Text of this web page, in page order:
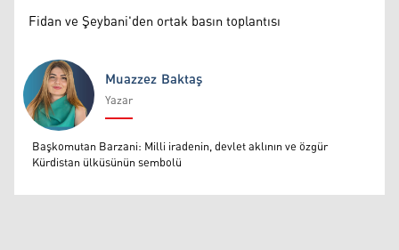
Fidan ve Şeybani'den ortak basın toplantısı
Muazzez Baktaş
Muazzez Baktaş
Yazar
Başkomutan Barzani: Milli iradenin, devlet aklının ve özgür
Kürdistan ülküsünün sembolü